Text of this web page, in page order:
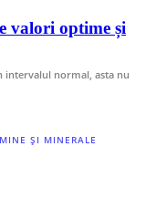
valori optime și
intervalul normal, asta nu
ȘI MINERALE